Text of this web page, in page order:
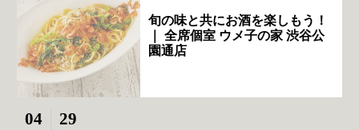
旬の味と共にお酒を楽しもう！
｜ 全席個室 ウメ子の家 渋谷公
園通店
04 29